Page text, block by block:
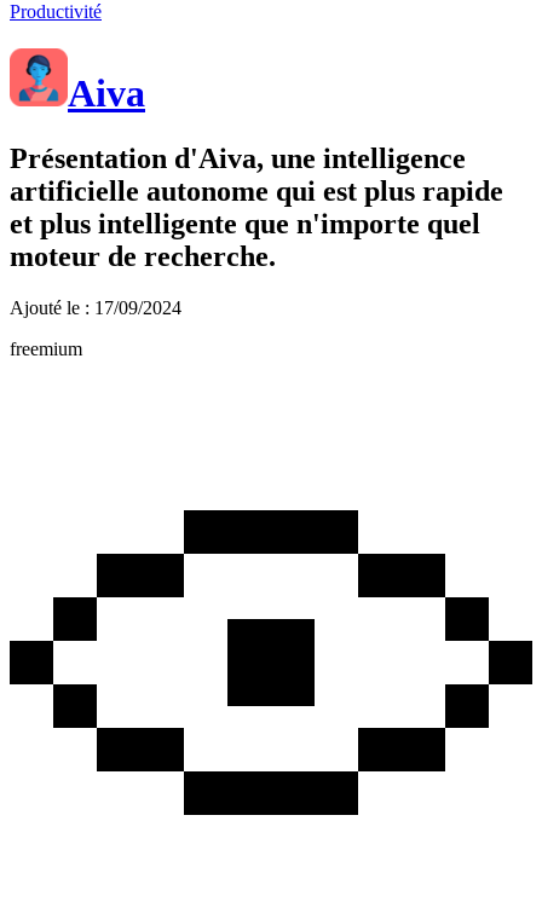
Productivité
Aiva
Présentation d'Aiva, une intelligence
artificielle autonome qui est plus rapide
et plus intelligente que n'importe quel
moteur de recherche.
Ajouté le : 17/09/2024
freemium